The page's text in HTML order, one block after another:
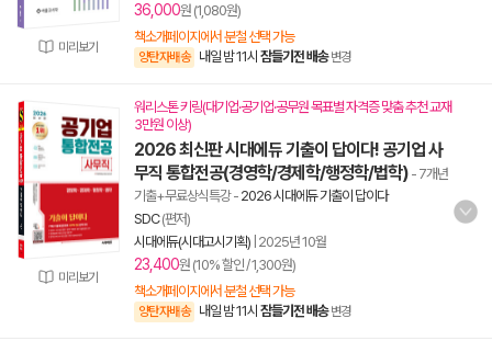
미리보기
36,000원 (1,080원)
책소개페이지에서 분철 선택 가능
양탄자배송 내일 밤 11시 잠들기전 배송 변경
미리보기
워리스톤 키링(대기업·공기업·공무원 목표별 자격증 맞춤 추천 교재
3만원 이상)
2026 최신판 시대에듀 기출이 답이다! 공기업 사
무직 통합전공(경영학/경제학/행정학/법학) - 7개년
기출+무료상식특강- 2026 시대에듀 기출이 답이다
SDC(편저)
시대에듀(시대고시기획) 2025년 10월
23,400원 (10% 할인 / 1,300원)
책소개페이지에서 분철 선택 가능
양탄자배송 내일 밤 11시 잠들기전 배송 변경